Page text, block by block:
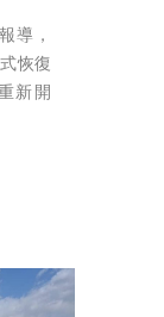
導，
恢復
新開